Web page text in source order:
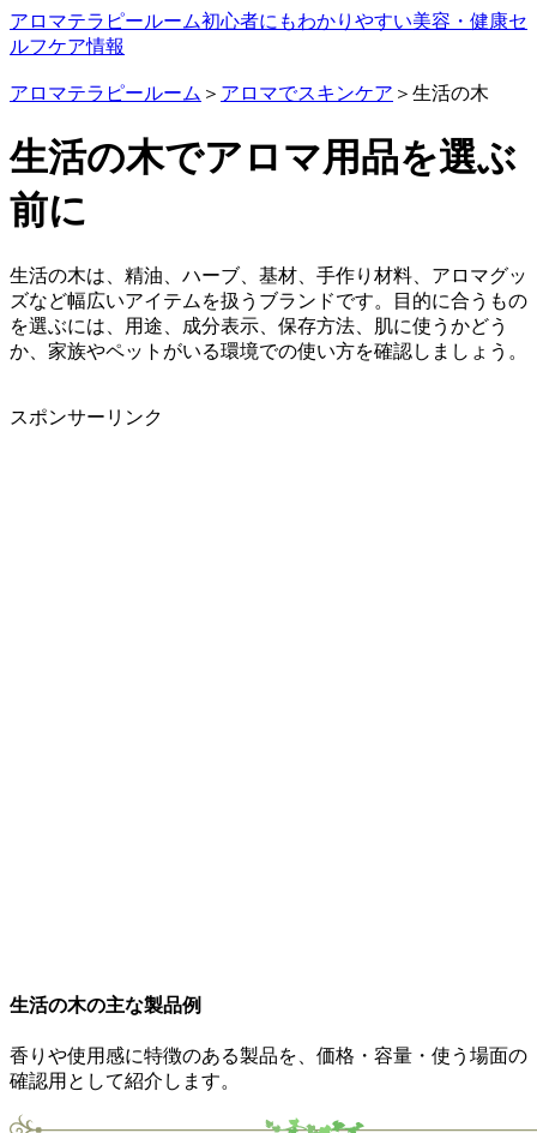
アロマテラピールーム初心者にもわかりやすい美容・健康セ
ルフケア情報
アロマテラピールーム ＞ アロマでスキンケア ＞生活の木
生活の木でアロマ用品を選ぶ
前に
生活の木は、精油、ハーブ、基材、手作り材料、アロマグッ
ズなど幅広いアイテムを扱うブランドです。目的に合うもの
を選ぶには、用途、成分表示、保存方法、肌に使うかどう
か、家族やペットがいる環境での使い方を確認しましょう。
スポンサーリンク
生活の木の主な製品例
香りや使用感に特徴のある製品を、価格・容量・使う場面の
確認用として紹介します。